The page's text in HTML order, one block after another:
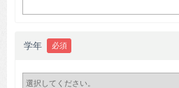
学年 必須